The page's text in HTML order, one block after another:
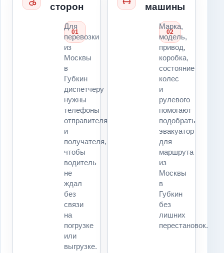
01
сторон
Для
перевозки
из
Москвы
в
Губкин
диспетчеру
нужны
телефоны
отправителя
и
получателя,
чтобы
водитель
не
ждал
без
связи
на
погрузке
или
выгрузке.
02
машины
Марка,
модель,
привод,
коробка,
состояние
колес
и
рулевого
помогают
подобрать
эвакуатор
для
маршрута
из
Москвы
в
Губкин
без
лишних
перестановок.